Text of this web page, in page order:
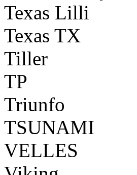
Texas Lilli
Texas TX
Tiller
TP
Triunfo
TSUNAMI
VELLES